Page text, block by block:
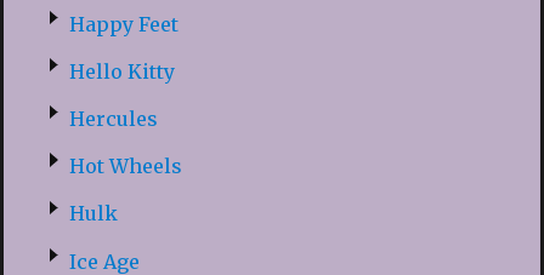
Happy Feet
Hello Kitty
Hercules
Hot Wheels
Hulk
Ice Age